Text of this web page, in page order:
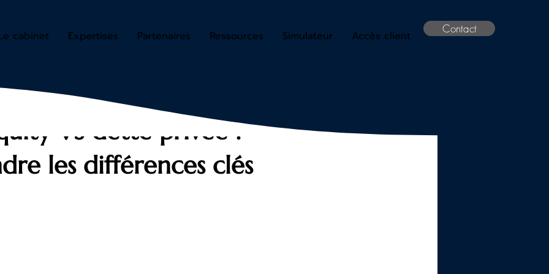
cabinet Expertises Partenaires Ressources Simulateur Accès client
Contact
VS dette privée :
les différences clés